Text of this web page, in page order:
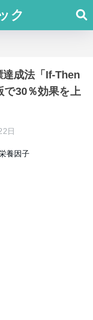
成法「If-Then
30％効果を上
日